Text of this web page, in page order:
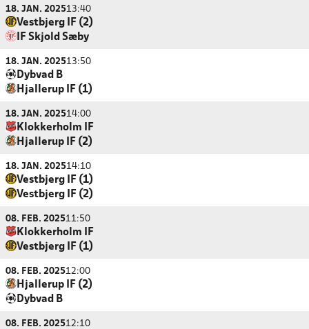
18. JAN. 202513:40
Vestbjerg IF (2)
IF Skjold Sæby
18. JAN. 202513:50
Dybvad B
Hjallerup IF (1)
18. JAN. 202514:00
Klokkerholm IF
Hjallerup IF (2)
18. JAN. 202514:10
Vestbjerg IF (1)
Vestbjerg IF (2)
08. FEB. 202511:50
Klokkerholm IF
Vestbjerg IF (1)
08. FEB. 202512:00
Hjallerup IF (2)
Dybvad B
08. FEB. 202512:10